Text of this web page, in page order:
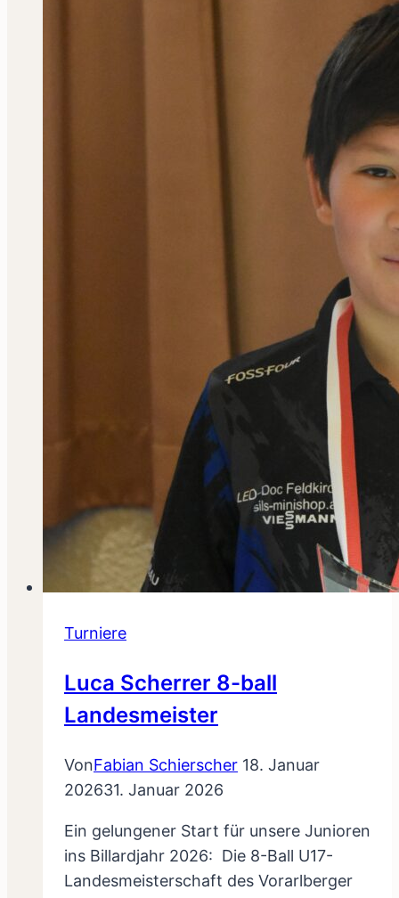
Turniere
Luca Scherrer 8-ball
Landesmeister
VonFabian Schierscher 18. Januar
202631. Januar 2026
Ein gelungener Start für unsere Junioren
ins Billardjahr 2026: Die 8-Ball U17-
Landesmeisterschaft des Vorarlberger